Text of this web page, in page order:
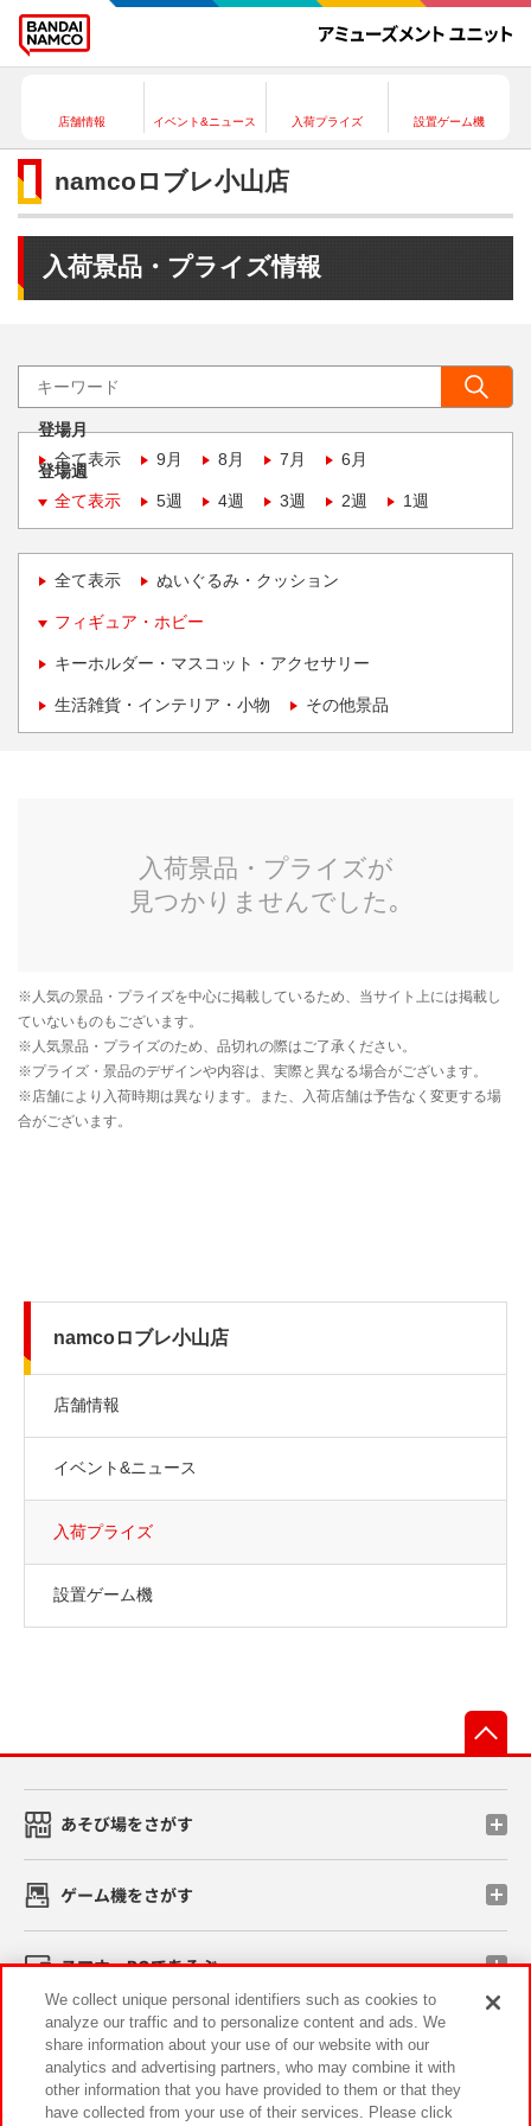
店舗情報 イベント&ニュース 入荷プライズ 設置ゲーム機
namcoロブレ小山店
入荷景品・プライズ情報
登場月
全て表示
9月 8月 7月 6月
登場週
全て表示
5週 4週 3週 2週 1週
全て表示 ぬいぐるみ・クッション
フィギュア・ホビー
キーホルダー・マスコット・アクセサリー
生活雑貨・インテリア・小物 その他景品
namcoロブレ小山店
店舗情報
イベント&ニュース
入荷プライズ
設置ゲーム機
あそび場をさがす
ゲーム機をさがす
スマホ・PCであそぶ
イベント・キャンペーン
We collect unique personal identifiers such as cookies to
analyze our traffic and to personalize content and ads. We
share information about your use of our website with our
analytics and advertising partners, who may combine it with
other information that you have provided to them or that they
have collected from your use of their services. Please click